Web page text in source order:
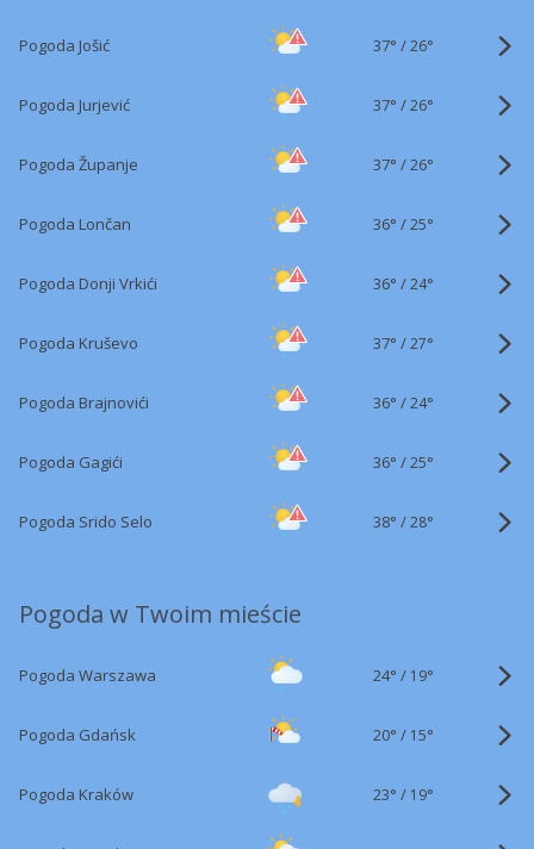
Pogoda Jošić 37° /26°
Pogoda Jurjević 37° /26°
Pogoda Županje 37° /26°
Pogoda Lončan 36° /25°
Pogoda Donji Vrkići 36° /24°
Pogoda Kruševo 37° /27°
Pogoda Brajnovići 36° /24°
Pogoda Gagići 36° /25°
Pogoda Srido Selo 38° /28°
Pogoda w Twoim mieście
Pogoda Warszawa 24° / 19°
Pogoda Gdańsk 20° / 15°
Pogoda Kraków 23° / 19°